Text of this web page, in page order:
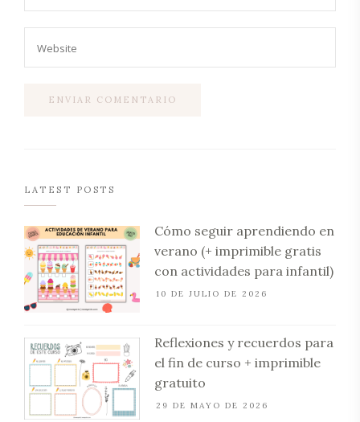
LATEST POSTS
Cómo seguir aprendiendo en
verano (+ imprimible gratis
con actividades para infantil)
10 DE JULIO DE 2026
Reflexiones y recuerdos para
el fin de curso + imprimible
gratuito
29 DE MAYO DE 2026